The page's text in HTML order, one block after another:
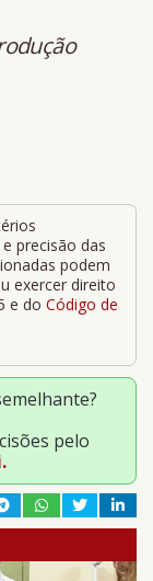
precisão das
podem
exercer direito
e do Código de
pelo